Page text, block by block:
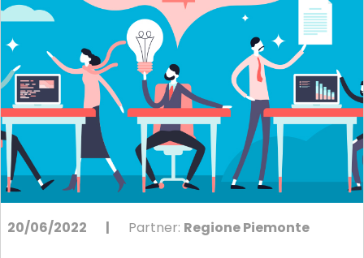
20/06/2022 | Partner: Regione Piemonte